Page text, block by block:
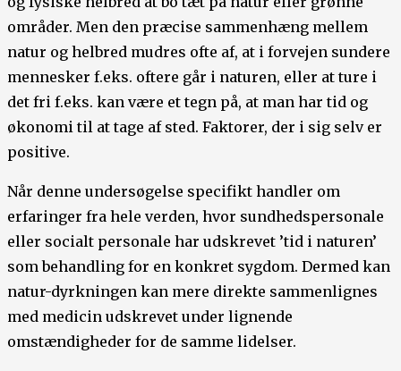
områder. Men den præcise sammenhæng mellem
natur og helbred mudres ofte af, at i forvejen sundere
mennesker f.eks. oftere går i naturen, eller at ture i
det fri f.eks. kan være et tegn på, at man har tid og
økonomi til at tage af sted. Faktorer, der i sig selv er
positive.
Når denne undersøgelse specifikt handler om
erfaringer fra hele verden, hvor sundhedspersonale
eller socialt personale har udskrevet ’tid i naturen’
som behandling for en konkret sygdom. Dermed kan
natur-dyrkningen kan mere direkte sammenlignes
med medicin udskrevet under lignende
omstændigheder for de samme lidelser.